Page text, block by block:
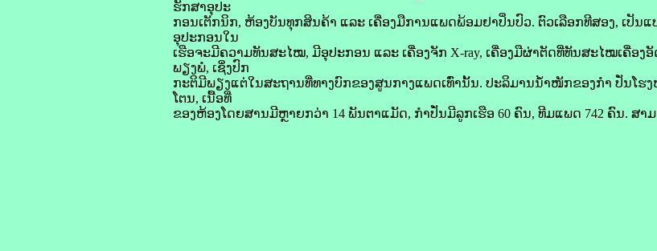
ຮັກສາອຸປະ
ກອນເຕັກນິກ, ຫ້ອງບັນທຸກສິນຄ້າ ແລະ ເຄື່ອງມືການແພດພ້ອມຢາປິ່ນປົວ. ຕົວເລືອກທີສອງ, ເປັນ
ອຸປະກອນໃນ
ເຮືອຈະມີຄວາມທັນສະໄໝ, ມີອຸປະກອນ ແລະ ເຄື່ອງຈັກ X-ray, ເຄື່ອງມືຜ່າຕັດທີ່ທັນສະໄໝເຄື່ອງ
ພຽງພໍ, ເຊິ່ງປົກ
ກະຕິມີພຽງແຕ່ໃນສະຖານທີ່ທາງບົກຂອງສູນກາງແພດເທົ່ານັ້ນ. ປະລິມານນໍ້າໜັກຂອງກຳ ປັ່ນໂຮງ
ໂຕນ, ເນື້ອທີ່
ຂອງຫ້ອງໂດຍສານມີຫຼາຍກວ່າ 14 ພັນຕາແມັດ, ກຳປັ່ນມີລູກເຮືອ 60 ຄົນ, ທີມແພດ 742 ຄົນ. ສາ